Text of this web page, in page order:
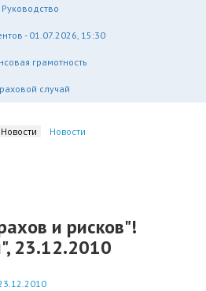
Руководство
- 01.07.2026, 15:30
грамотность
случай
Новости Новости
и рисков"!
23.12.2010